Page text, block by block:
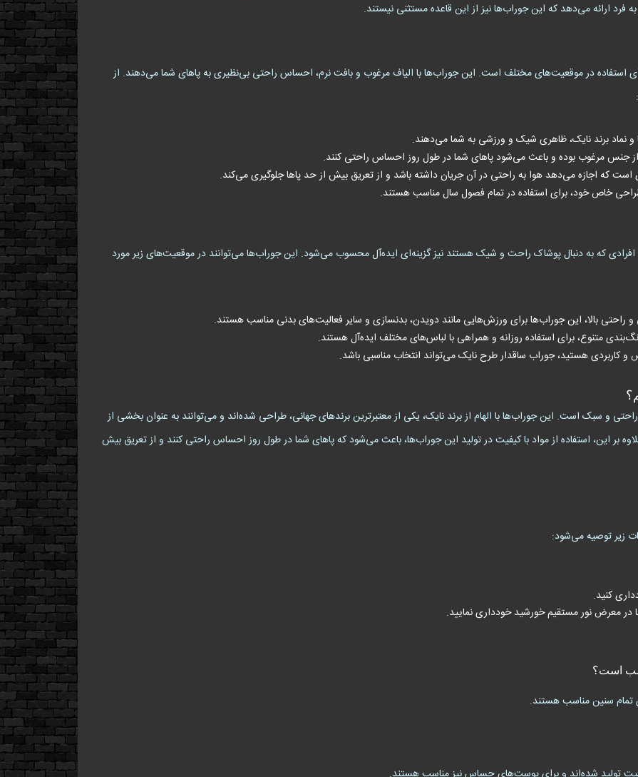
ارائه می‌دهد که این جوراب‌ها نیز از این قاعده مستثنی نیستند.
استفاده در موقعیت‌های مختلف است. این جوراب‌ها با الیاف مرغوب و بافت نرم، احساس راحتی بی‌نظیری به پاهای شما می‌دهند. از
و نماد برند نایک، ظاهری شیک و ورزشی به شما می‌دهند.
از جنس مرغوب بوده و باعث می‌شود پاهای شما در طول روز احساس راحتی کنند.
است که اجازه می‌دهد هوا به راحتی در آن جریان داشته باشد و از تعریق بیش از حد پاها جلوگیری می‌کند.
خاص خود، برای استفاده در تمام فصول سال مناسب هستند.
افرادی که به دنبال پوشاک راحت و شیک هستند نیز گزینه‌ای ایده‌آل محسوب می‌شود. این جوراب‌ها می‌توانند در موقعیت‌های زیر مورد
راحتی بالا، این جوراب‌ها برای ورزش‌هایی مانند دویدن، بدنسازی و سایر فعالیت‌های بدنی مناسب هستند.
متنوع، برای استفاده روزانه و همراهی با لباس‌های مختلف ایده‌آل هستند.
و کاربردی هستید، جوراب ساقدار طرح نایک می‌تواند انتخاب مناسبی باشد.
و سبک است. این جوراب‌ها با الهام از برند نایک، یکی از معتبرترین برندهای جهانی، طراحی شده‌اند و می‌توانند به عنوان بخشی از
بر این، استفاده از مواد با کیفیت در تولید این جوراب‌ها، باعث می‌شود که پاهای شما در طول روز احساس راحتی کنند و از تعریق بیش
زیر توصیه می‌شود:
کنید.
در معرض نور مستقیم خورشید خودداری نمایید.
است؟
تمام سنین مناسب هستند.